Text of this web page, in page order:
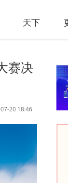
天下
赛决
20 18:46